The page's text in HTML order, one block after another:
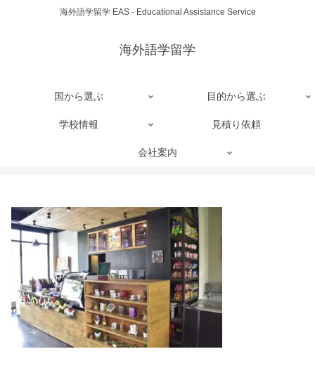
海外語学留学 EAS - Educational Assistance Service
海外語学留学
国から選ぶ 目的から選ぶ
学校情報 見積り依頼
会社案内